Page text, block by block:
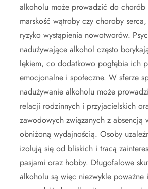
alkoholu może prowadzić do chorób
marskość wątroby czy choroby
ryzyko wystąpienia nowotworów.
nadużywające alkohol często
lękiem, co dodatkowo pogłębia ich
emocjonalne i społeczne. W sferze
nadużywanie alkoholu może
relacji rodzinnych i przyjacielskich
zawodowych związanych z absencją
obniżoną wydajnością. Osoby
izolują się od bliskich i tracą
pasjami oraz hobby. Długofalowe
alkoholu są więc niezwykle poważne